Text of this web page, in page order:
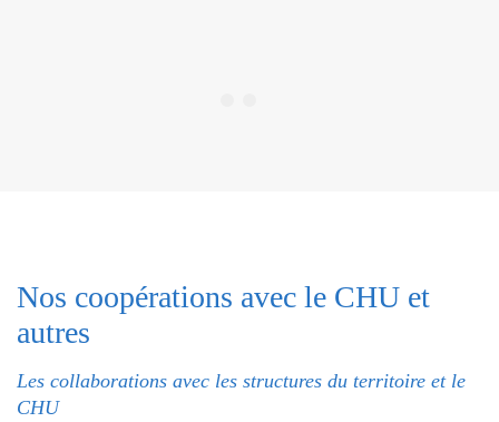
Nos coopérations avec le CHU et
autres
Les collaborations avec les structures du territoire et le
CHU